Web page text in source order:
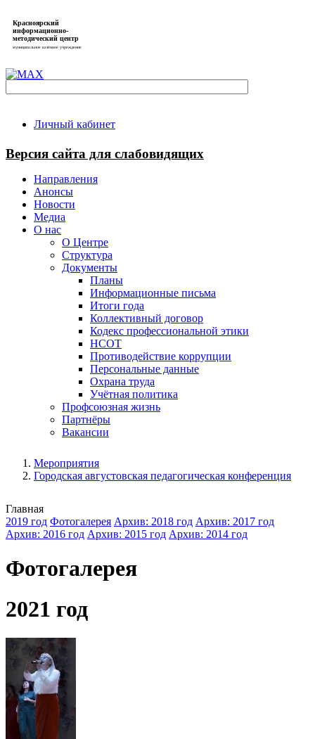
Красноярский
информационно-
методический центр
муниципальное казённое учреждение
Личный кабинет
Версия сайта для слабовидящих
Направления
Анонсы
Новости
Медиа
О нас
О Центре
Структура
Документы
Планы
Информационные письма
Итоги года
Коллективный договор
Кодекс профессиональной этики
НСОТ
Противодействие коррупции
Персональные данные
Охрана труда
Учётная политика
Профсоюзная жизнь
Партнёры
Вакансии
Мероприятия
Городская августовская педагогическая конференция
Главная
2019 год Фотогалерея Архив: 2018 год Архив: 2017 год
Архив: 2016 год Архив: 2015 год Архив: 2014 год
Фотогалерея
2021 год